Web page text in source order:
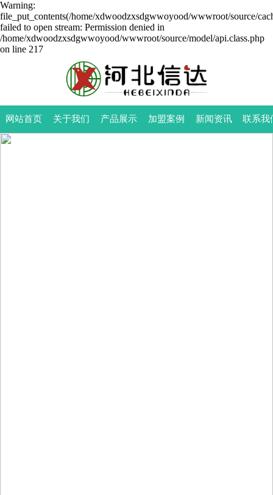
Warning:
file_put_contents(/home/xdwoodzxsdgwwoyood/wwwroot/source/
failed to open stream: Permission denied in
/home/xdwoodzxsdgwwoyood/wwwroot/source/model/api.class.php
on line 217
网站首页 关于我们 产品展示 加盟案例 新闻资讯 联系我